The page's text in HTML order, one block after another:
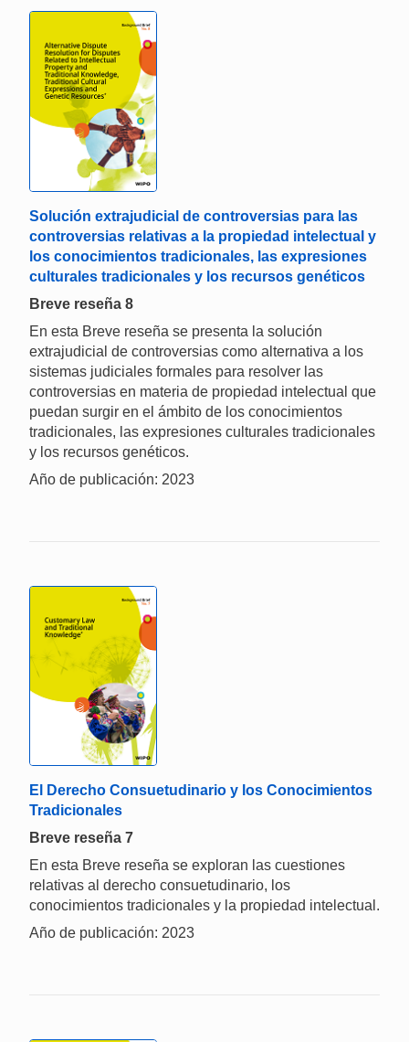
Solución extrajudicial de controversias para las
controversias relativas a la propiedad intelectual y
los conocimientos tradicionales, las expresiones
culturales tradicionales y los recursos genéticos
Breve reseña 8
En esta Breve reseña se presenta la solución
extrajudicial de controversias como alternativa a los
sistemas judiciales formales para resolver las
controversias en materia de propiedad intelectual que
puedan surgir en el ámbito de los conocimientos
tradicionales, las expresiones culturales tradicionales
y los recursos genéticos.
Año de publicación: 2023
El Derecho Consuetudinario y los Conocimientos
Tradicionales
Breve reseña 7
En esta Breve reseña se exploran las cuestiones
relativas al derecho consuetudinario, los
conocimientos tradicionales y la propiedad intelectual.
Año de publicación: 2023